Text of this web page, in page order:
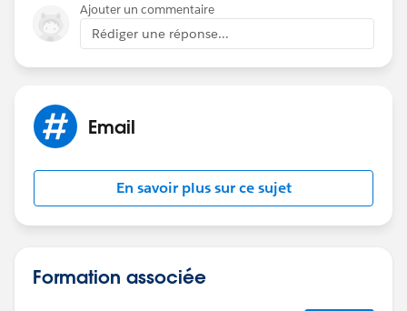
Ajouter un commentaire
Rédiger une réponse...
Email
En savoir plus sur ce sujet
Formation associée